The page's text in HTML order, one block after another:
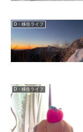
D・移住ライフ
D・移住ライフ